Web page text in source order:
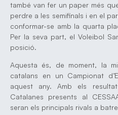
també van fer un paper més
perdre a les semifinals i en el
conformar-se amb la quarta
Per la seva part, el Voleibol
posició.
Aquesta és, de moment, la
catalans en un Campionat
aquest any. Amb els
Catalanes presents al
seran els principals rivals a